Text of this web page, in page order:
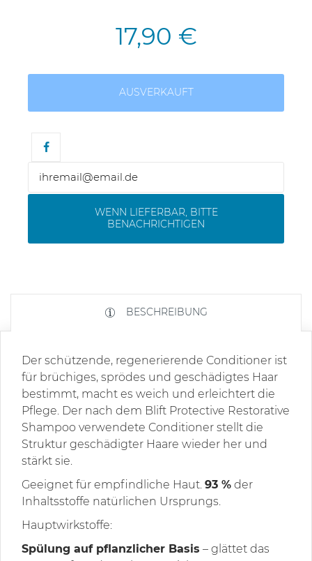
17,90 €
AUSVERKAUFT
WENN LIEFERBAR, BITTE
BENACHRICHTIGEN
BESCHREIBUNG
Der schützende, regenerierende Conditioner ist
für brüchiges, sprödes und geschädigtes Haar
bestimmt, macht es weich und erleichtert die
Pflege. Der nach dem Blift Protective Restorative
Shampoo verwendete Conditioner stellt die
Struktur geschädigter Haare wieder her und
stärkt sie.
Geeignet für empfindliche Haut. 93 % der
Inhaltsstoffe natürlichen Ursprungs.
Hauptwirkstoffe:
Spülung auf pflanzlicher Basis – glättet das